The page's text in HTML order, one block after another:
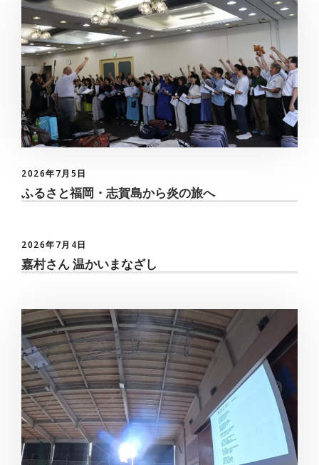
2026年7月5日
ふるさと福岡・志賀島から炎の旅へ
2026年7月4日
嘉村さん 温かいまなざし